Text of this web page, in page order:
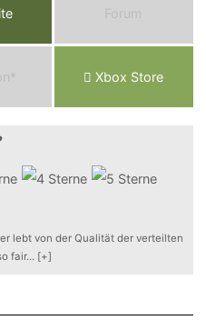
Forum
n* Xbox Store
lebt von der Qualität der verteilten
fair... [+]